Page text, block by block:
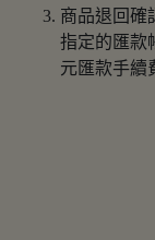
商品退回確
指定的匯款
元匯款手續